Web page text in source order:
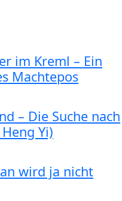
im Kreml – Ein
Machtepos
– Die Suche nach
Yi)
wird ja nicht